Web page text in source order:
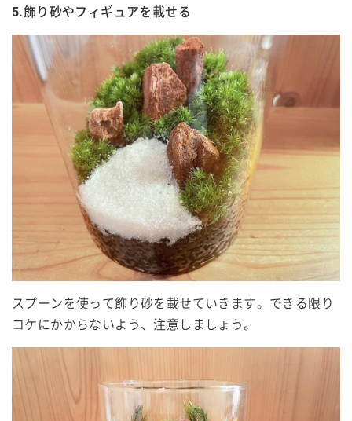
5.飾り砂やフィギュアを載せる
スプーンを使って飾り砂を載せていきます。できる限り
コケにかからないよう、注意しましょう。